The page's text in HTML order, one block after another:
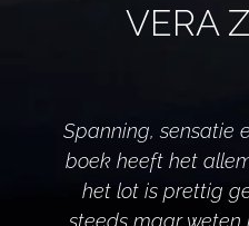
VERA
Spanning, sensatie
boek heeft het
het lot is prettig
steeds maar weten